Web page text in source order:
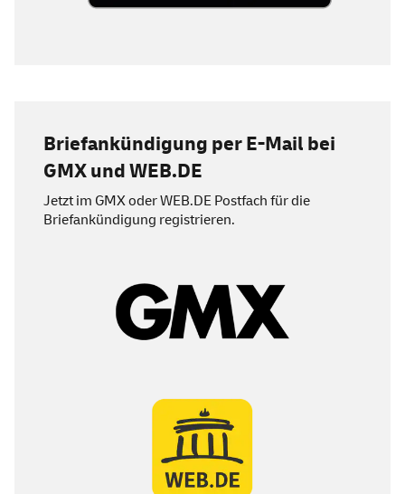
Briefankündigung per E-Mail bei
GMX undWEB.DE
Jetzt im GMX oderWEB.DE Postfach für die
Briefankündigung registrieren.